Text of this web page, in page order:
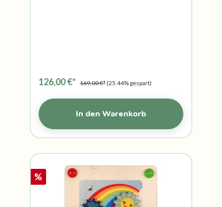
126,00 €* 169,00 €*(25.44% gespart)
In den Warenkorb
%